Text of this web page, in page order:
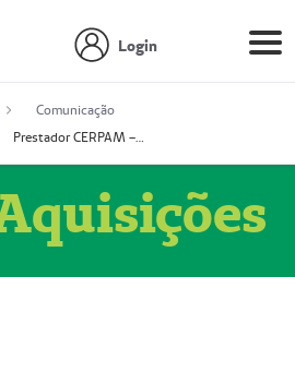
Login
Comunicação
Prestador CERPAM – Centro de Reabilitação S/S Ltda-ME (52004274-8)